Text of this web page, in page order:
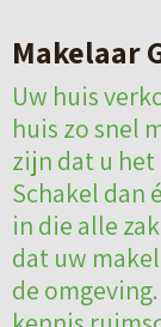
Makelaar
Uw huis
huis zo snel
zijn dat u
Schakel dan
in die alle
dat uw
de